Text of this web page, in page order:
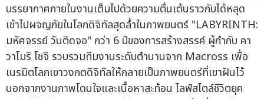
บรรยากาศภายในงานเต็มไปด้วยความตื่นเต้นราวกับได้หลุด
เข้าไปผจญภัยในโลกดิจิทัลสุดล้ำในภาพยนตร์ "LABYRINTH:
มหัศจรรย์ วันติดจอ" กว่า 6 ปีของการสร้างสรรค์ ผู้กำกับ คา
วาโมริ โชจิ รวบรวมทีมงานระดับตำนานจาก Macross เพื่อ
เนรมิตโลกเขาวงกตดิจิทัลให้กลายเป็นภาพยนตร์ที่เขาฝันไว้
นอกจากงานภาพโดนใจและเนื้อหาสะท้อน ไลฟ์สไตล์ชีวิตยุค